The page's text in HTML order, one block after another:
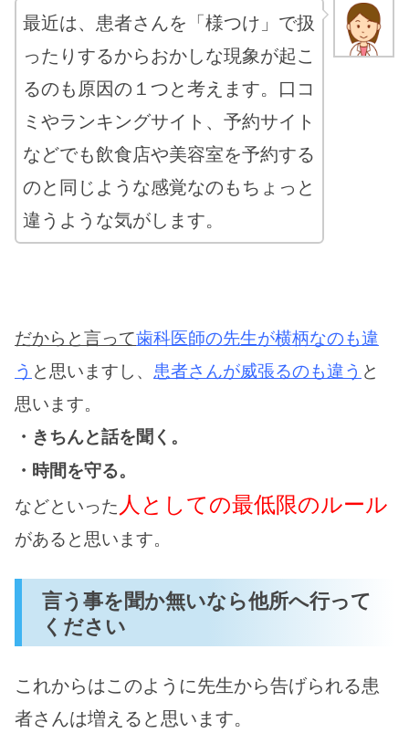
最近は、患者さんを「様つけ」で扱
ったりするからおかしな現象が起こ
るのも原因の１つと考えます。口コ
ミやランキングサイト、予約サイト
などでも飲食店や美容室を予約する
のと同じような感覚なのもちょっと
違うような気がします。
だからと言って歯科医師の先生が横柄なのも違
う と思いますし、 患者さんが威張るのも違う と
思います。
・きちんと話を聞く。
・時間を守る。
などといった 人としての最低限のルール
があると思います。
言う事を聞か無いなら他所へ行って
ください
これからはこのように先生から告げられる患
者さんは増えると思います。